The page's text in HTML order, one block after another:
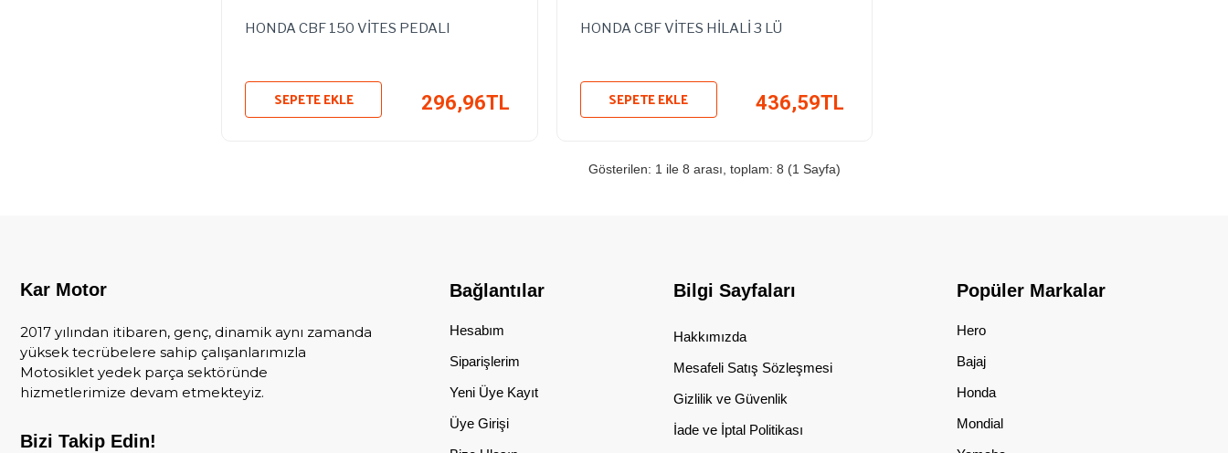
HONDA CBF 150 VİTES PEDALI
296,96TL
SEPETE EKLE
HONDA CBF VİTES HİLALİ 3 LÜ
436,59TL
SEPETE EKLE
Gösterilen: 1 ile 8 arası, toplam: 8 (1 Sayfa)
Kar Motor
2017 yılından itibaren, genç, dinamik aynı zamanda
yüksek tecrübelere sahip çalışanlarımızla
Motosiklet yedek parça sektöründe
hizmetlerimize devam etmekteyiz.
Bizi Takip Edin!
Bağlantılar
Hesabım
Siparişlerim
Yeni Üye Kayıt
Üye Girişi
Bilgi Sayfaları
Hakkımızda
Mesafeli Satış Sözleşmesi
Gizlilik ve Güvenlik
İade ve İptal Politikası
Popüler Markalar
Hero
Bajaj
Honda
Mondial